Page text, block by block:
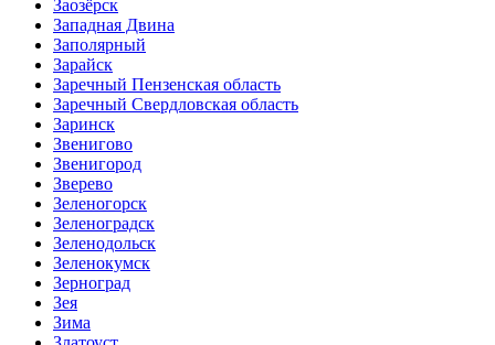
Заозёрск
Западная Двина
Заполярный
Зарайск
Заречный Пензенская область
Заречный Свердловская область
Заринск
Звенигово
Звенигород
Зверево
Зеленогорск
Зеленоградск
Зеленодольск
Зеленокумск
Зерноград
Зея
Зима